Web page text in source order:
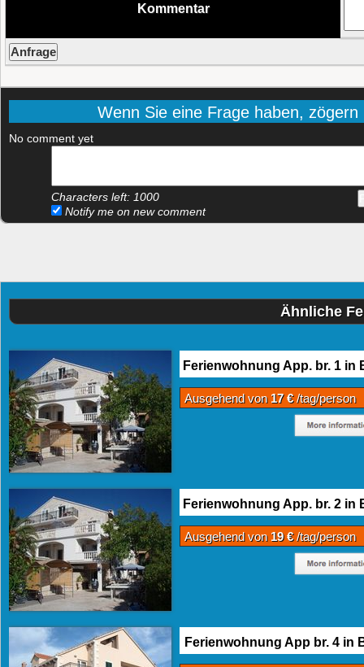
Kommentar
Wenn Sie eine Frage haben,
No comment yet
Characters left: 1000
Notify me on new comment
Ähnliche
Ferienwohnung App. br. 1 in
Ausgehend von 17 €/tag/person
Ferienwohnung App. br. 2 in
Ausgehend von 19 €/tag/person
Ferienwohnung App br. 4 in